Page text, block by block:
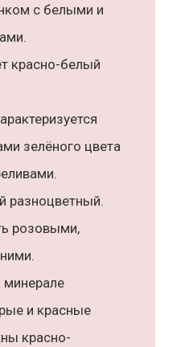
с белыми и
красно-белый
зелёного цвета
разноцветный.
розовыми,
минерале
и красные
красно-